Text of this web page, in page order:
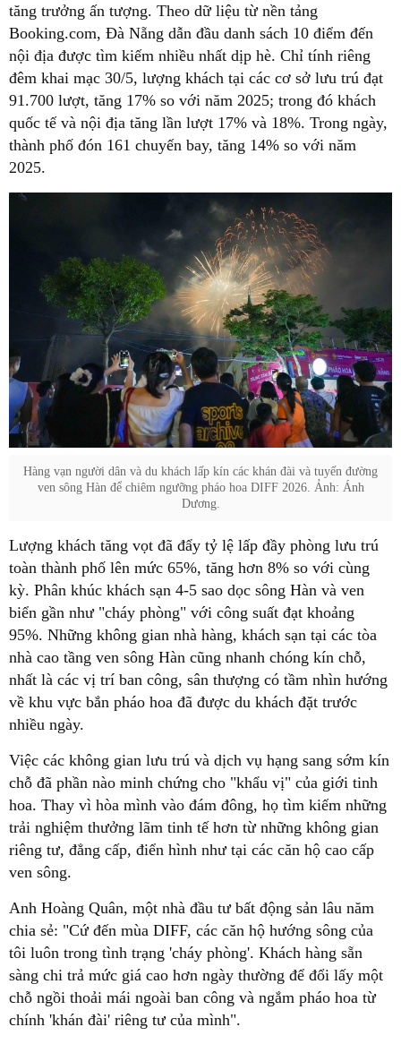
tăng trưởng ấn tượng. Theo dữ liệu từ nền tảng
Booking.com, Đà Nẵng dẫn đầu danh sách 10 điểm đến
nội địa được tìm kiếm nhiều nhất dịp hè. Chỉ tính riêng
đêm khai mạc 30/5, lượng khách tại các cơ sở lưu trú đạt
91.700 lượt, tăng 17% so với năm 2025; trong đó khách
quốc tế và nội địa tăng lần lượt 17% và 18%. Trong ngày,
thành phố đón 161 chuyến bay, tăng 14% so với năm
2025.
Hàng vạn người dân và du khách lấp kín các khán đài và tuyến đường
ven sông Hàn để chiêm ngưỡng pháo hoa DIFF 2026. Ảnh: Ánh
Dương.
Lượng khách tăng vọt đã đẩy tỷ lệ lấp đầy phòng lưu trú
toàn thành phố lên mức 65%, tăng hơn 8% so với cùng
kỳ. Phân khúc khách sạn 4-5 sao dọc sông Hàn và ven
biển gần như "cháy phòng" với công suất đạt khoảng
95%. Những không gian nhà hàng, khách sạn tại các tòa
nhà cao tầng ven sông Hàn cũng nhanh chóng kín chỗ,
nhất là các vị trí ban công, sân thượng có tầm nhìn hướng
về khu vực bắn pháo hoa đã được du khách đặt trước
nhiều ngày.
Việc các không gian lưu trú và dịch vụ hạng sang sớm kín
chỗ đã phần nào minh chứng cho "khẩu vị" của giới tinh
hoa. Thay vì hòa mình vào đám đông, họ tìm kiếm những
trải nghiệm thưởng lãm tinh tế hơn từ những không gian
riêng tư, đẳng cấp, điển hình như tại các căn hộ cao cấp
ven sông.
Anh Hoàng Quân, một nhà đầu tư bất động sản lâu năm
chia sẻ: "Cứ đến mùa DIFF, các căn hộ hướng sông của
tôi luôn trong tình trạng 'cháy phòng'. Khách hàng sẵn
sàng chi trả mức giá cao hơn ngày thường để đổi lấy một
chỗ ngồi thoải mái ngoài ban công và ngắm pháo hoa từ
chính 'khán đài' riêng tư của mình".